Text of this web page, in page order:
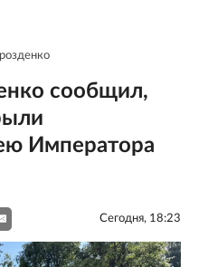
сообщил,
Императора
Сегодня, 18:23